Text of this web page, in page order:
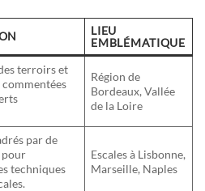
LIEU
EMBLÉMATIQUE
terroirs et
Région de
Bordeaux, Vallée
de la Loire
par de
pour
techniques
Escales à Lisbonne,
Marseille, Naples